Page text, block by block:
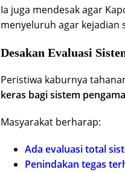
Ia juga mendesak agar
menyeluruh agar kejadian
Desakan Evaluasi
Peristiwa kaburnya
keras bagi sistem
Masyarakat berharap:
Ada evaluasi total
Penindakan tegas